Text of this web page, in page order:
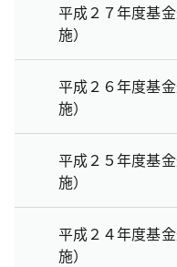
平成２７年度基
施）
平成２６年度基
施）
平成２５年度基
施）
平成２４年度基
施）